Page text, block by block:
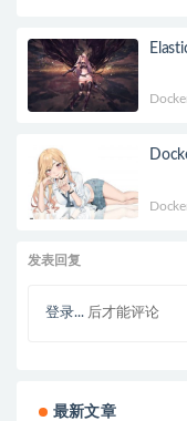
发表回复
登录... 后才能评论
最新文章